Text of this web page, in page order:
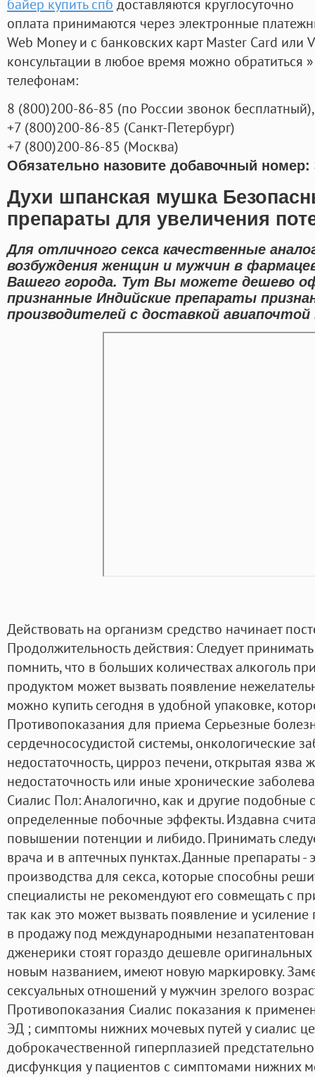
байер купить спб доставляются круглосуточно
оплата принимаются через электронные
Web Money и с банковских карт Master Card или
консультации в любое время можно обратиться
телефонам:
8 (800)200-86-85 (по России звонок бесплатный),
+7 (800)200-86-85 (Санкт-Петербург)
+7 (800)200-86-85 (Москва)
Обязательно назовите добавочный номер:
Духи шпанская мушка
препараты для увеличения
Для отличного секса качественные
возбуждения женщин и мужчин в
Вашего города. Тут Вы можете дешево
признанные Индийские препараты
производителей с доставкой авиапочтой
Действовать на организм средство начинает
Продолжительность действия: Следует
помнить, что в больших количествах алкоголь
продуктом может вызвать появление
можно купить сегодня в удобной упаковке,
Противопоказания для приема Серьезные
сердечнососудистой системы, онкологические
недостаточность, цирроз печени, открытая язва
недостаточность или иные хронические
Сиалис Пол: Аналогично, как и другие подобные
определенные побочные эффекты. Издавна
повышении потенции и либидо. Принимать
врача и в аптечных пунктах. Данные препараты
производства для секса, которые способны
специалисты не рекомендуют его совмещать с
так как это может вызвать появление и
в продажу под международными
дженерики стоят гораздо дешевле оригинальных
новым названием, имеют новую маркировку.
сексуальных отношений у мужчин зрелого
Противопоказания Сиалис показания к
ЭД ; симптомы нижних мочевых путей у сиалис
доброкачественной гиперплазией
дисфункция у пациентов с симптомами нижних